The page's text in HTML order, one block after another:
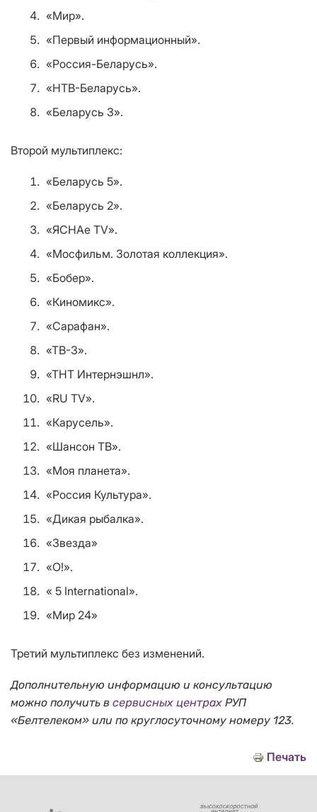
«Мир».
«Первый информационный».
«Россия-Беларусь».
«НТВ-Беларусь».
«Беларусь 3».
Второй мультиплекс:
«Беларусь 5».
«Беларусь 2».
«ЯСНАе ТV».
«Мосфильм. Золотая коллекция».
«Бобер».
«Киномикс».
«Сарафан».
«ТВ-3».
«ТНТ Интернэшнл».
«RU TV».
«Карусель».
«Шансон ТВ».
«Моя планета».
«Россия Культура».
«Дикая рыбалка».
«Звезда»
«О!».
« 5 International».
«Мир 24»
Третий мультиплекс без изменений.
Дополнительную информацию и консультацию
можно получить в сервисных центрах РУП
«Белтелеком» или по круглосуточному номеру 123.
Печать